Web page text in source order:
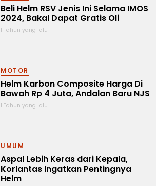
Beli Helm RSV Jenis Ini Selama IMOS
2024, Bakal Dapat Gratis Oli
1 Tahun yang lalu
MOTOR
Helm Karbon Composite Harga Di
Bawah Rp 4 Juta, Andalan Baru NJS
1 Tahun yang lalu
UMUM
Aspal Lebih Keras dari Kepala,
Korlantas Ingatkan Pentingnya
Helm